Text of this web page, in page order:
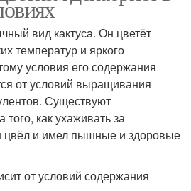
вид кактуса. Он цветёт
температур и яркого
условия его содержания
от условий выращивания
Существуют
как ухаживать за
цвёл и имел пышные и здоровые
от условий содержания